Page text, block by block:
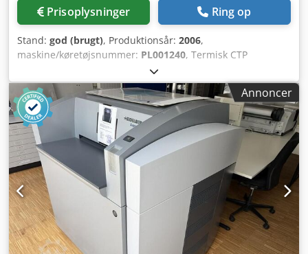
Prisoplysninger Ring op
Stand: god (brugt), Produktionsår: 2006,
maskine/køretøjsnummer: PL001240, Termisk CTP
(pladebelichter) Kapacitet (plader/time ved maks. format):
14 plader/time Min. pladeformat: 370 x 323 mm Maks.
pladeformat: 930 x 1140 mm Pladetykkelse: 0,15 - 0,3 mm
Dodpfx Aksfmmyze Ueck Tekniske data afhænger af
opgave, forbrugsmaterialer samt eventuelt andre faktorer
Annoncer